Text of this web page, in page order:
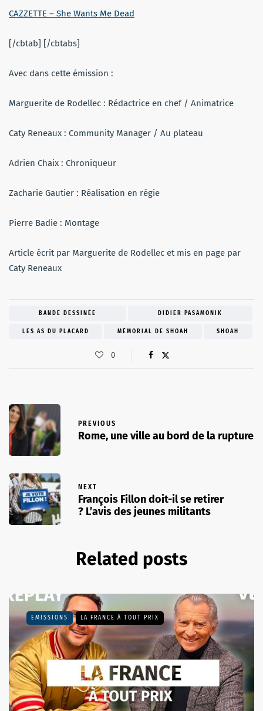
CAZZETTE – She Wants Me Dead
[/cbtab] [/cbtabs]
Avec dans cette émission :
Marguerite de Rodellec : Rédactrice en chef / Animatrice
Caty Reneaux : Community Manager / Au plateau
Adrien Chaix : Chroniqueur
Zacharie Gautier : Réalisation en régie
Pierre Badie : Montage
Article écrit par Marguerite de Rodellec et mis en page par
Caty Reneaux
BANDE DESSINÉE DIDIER PASAMONIK
LES AS DU PLACARD MÉMORIAL DE SHOAH SHOAH
0
PREVIOUS
Rome, une ville au bord de la rupture
NEXT
François Fillon doit-il se retirer
? L’avis des jeunes militants
Related posts
EMISSIONS LA FRANCE À TOUT PRIX